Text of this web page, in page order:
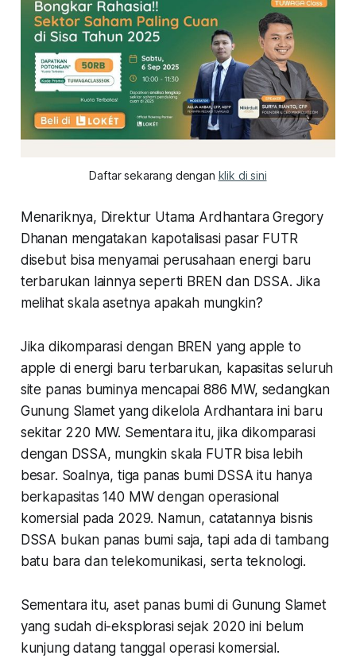
Daftar sekarang dengan klik di sini
Menariknya, Direktur Utama Ardhantara Gregory
Dhanan mengatakan kapotalisasi pasar FUTR
disebut bisa menyamai perusahaan energi baru
terbarukan lainnya seperti BREN dan DSSA. Jika
melihat skala asetnya apakah mungkin?
Jika dikomparasi dengan BREN yang apple to
apple di energi baru terbarukan, kapasitas seluruh
site panas buminya mencapai 886 MW, sedangkan
Gunung Slamet yang dikelola Ardhantara ini baru
sekitar 220 MW. Sementara itu, jika dikomparasi
dengan DSSA, mungkin skala FUTR bisa lebih
besar. Soalnya, tiga panas bumi DSSA itu hanya
berkapasitas 140 MW dengan operasional
komersial pada 2029. Namun, catatannya bisnis
DSSA bukan panas bumi saja, tapi ada di tambang
batu bara dan telekomunikasi, serta teknologi.
Sementara itu, aset panas bumi di Gunung Slamet
yang sudah di-eksplorasi sejak 2020 ini belum
kunjung datang tanggal operasi komersial.